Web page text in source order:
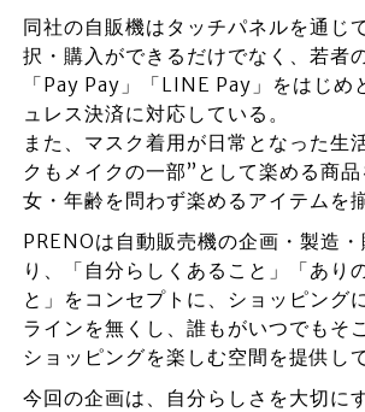
同社の自販機はタッチパネルを通じ
択・購入ができるだけでなく、若者
「Pay Pay」「LINE Pay」をはじめ
ュレス決済に対応している。
また、マスク着用が日常となった生
クもメイクの一部”として楽める商
女・年齢を問わず楽めるアイテムを
PRENOは自動販売機の企画・製造
り、「自分らしくあること」「あり
と」をコンセプトに、ショッピング
ラインを無くし、誰もがいつでもそ
ショッピングを楽しむ空間を提供し
今回の企画は、自分らしさを大切に